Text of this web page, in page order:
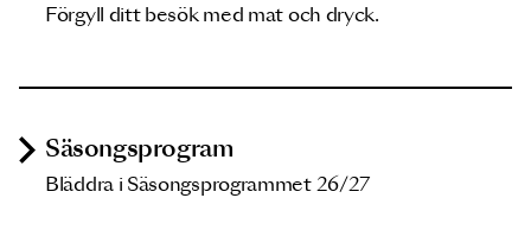
Förgyll ditt besök med mat och dryck.
Säsongsprogram
Bläddra i Säsongsprogrammet 26/27